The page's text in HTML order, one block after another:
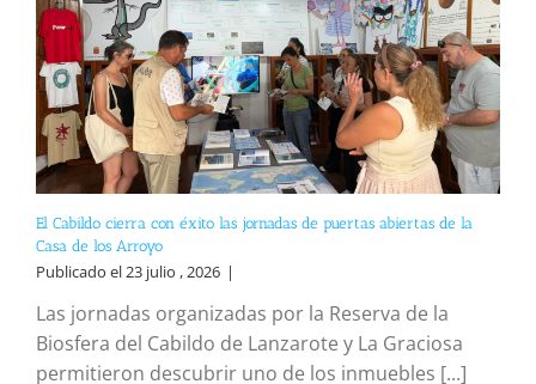
El Cabildo cierra con éxito las jornadas de puertas abiertas de la
Casa de los Arroyo
Publicado el 23 julio , 2026 |
Las jornadas organizadas por la Reserva de la
Biosfera del Cabildo de Lanzarote y La Graciosa
permitieron descubrir uno de los inmuebles [...]